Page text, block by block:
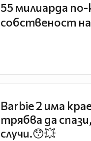
55 милиарда
собственост
Barbie 2 има
трябва да
случи.😯💥